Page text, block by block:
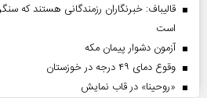
قالیباف: خبرنگاران رزمندگانی هستند که
است
آزمون دشوار پیمان مکه
وقوع دمای ۴۹ درجه در خوزستان
«روحینا» در قاب نمایش